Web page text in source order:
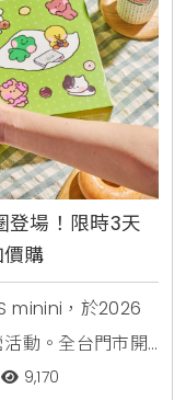
場！限時3天
購
minini，於2026
動。全台門市開
米拿鐵、焦糖牛
9,170